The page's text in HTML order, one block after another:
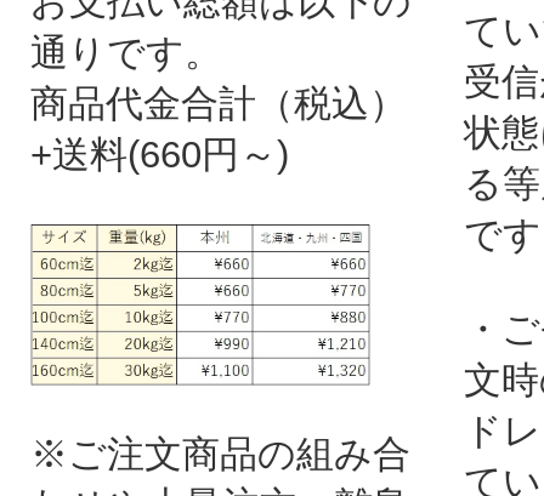
通りです。
商品代金合計（税込）
+送料(660円～)
※ご注文商品の組み合
て
受
状
る
で
・
文
ド
て